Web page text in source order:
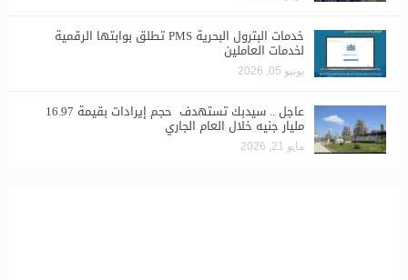
خدمات البترول البحرية PMS تطلق بوابتها الرقمية
لخدمات العاملين
يونيو 05, 2026
عاجل .. سيدبك تستهدف حجم إيرادات بقيمة 16.97
مليار جنيه خلال العام الجاري
مايو 21, 2026